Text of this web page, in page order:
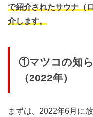
で紹介されたサウナ（
介します。
①マツコの知
（2022年）
まずは、2022年6月に